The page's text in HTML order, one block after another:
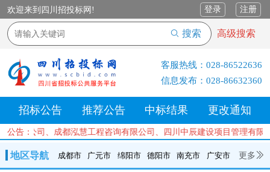
欢迎来到四川招投标网! 登录 注册
搜索 高级搜索
客服热线： 028-86522636
信息发布： 028-86632360
招标公告 推荐公告 中标结果 更改通知
公告：公司、成都泓慧工程咨询有限公司、四川中辰建设项目管理
地区导航 成都市 广元市 绵阳市 德阳市 南充市 广安市 更多